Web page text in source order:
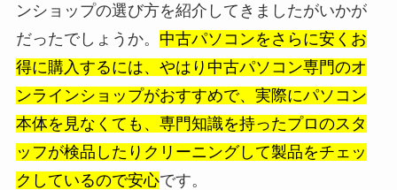
ンショップの選び方を紹介してきましたがいかが
だったでしょうか。 中古パソコンをさらに安くお
得に購入するには、やはり中古パソコン専門のオ
ンラインショップがおすすめで、実際にパソコン
本体を見なくても、専門知識を持ったプロのスタ
ッフが検品したりクリーニングして製品をチェッ
クしているので安心です。